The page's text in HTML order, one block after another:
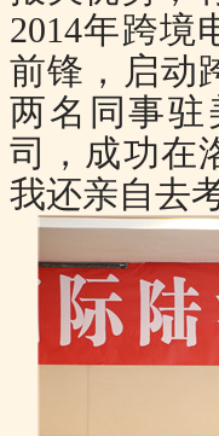
2014年跨境
前锋，启动
两名同事
司，成功在
我还亲自去